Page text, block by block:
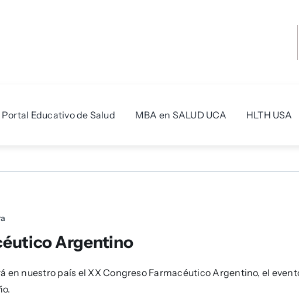
Portal Educativo de Salud MBA en SALUD UCA HLTH USA
Argentino
en nuestro país el XX Congreso Farmacéutico Argentino, el